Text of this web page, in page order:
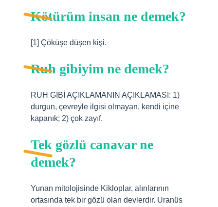
Kötürüm insan ne demek?
[1] Çöküşe düşen kişi.
Ruh gibiyim ne demek?
RUH GİBİ AÇIKLAMANIN AÇIKLAMASI: 1)
durgun, çevreyle ilgisi olmayan, kendi içine
kapanık; 2) çok zayıf.
Tek gözlü canavar ne
demek?
Yunan mitolojisinde Kikloplar, alınlarının
ortasında tek bir gözü olan devlerdir. Uranüs